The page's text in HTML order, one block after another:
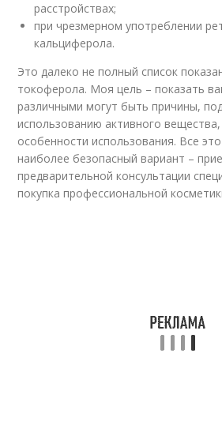
расстройствах;
при чрезмерном употреблении
кальциферола.
Это далеко не полный список
токоферола. Моя цель – показать
различными могут быть причины,
использованию активного
особенности использования. Все
наиболее безопасный вариант –
предварительной консультации
покупка профессиональной